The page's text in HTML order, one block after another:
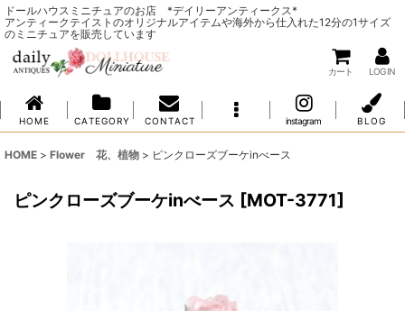
ドールハウスミニチュアのお店 *デイリーアンティークス*
アンティークテイストのオリジナルアイテムや海外から仕入れた12分の1サイズ
のミニチュアを販売しています
カート LOG IN
H O M E C A T E G O R Y C O N T A C T instagram B L O G
HOME > Flower 花、植物 > ピンクローズブーケinべース
ピンクローズブーケinべース [MOT-3771]